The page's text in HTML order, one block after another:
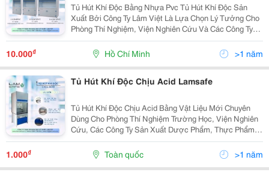
Tủ Hút Khí Độc Bằng Nhựa Pvc Tủ Hút Khí Độc Sản
Xuất Bởi Công Ty Lâm Việt Là Lựa Chọn Lý Tưởng Cho
Phòng Thí Nghiệm, Viện Nghiên Cứu Và Các Công Ty
Sản Xuất Dược Phẩm, Thực Phẩm, Thức Ăn Chăn
Nuôi,&Hellip;. Cung Cấp Một Không Gian Làm Việc...
10.000₫ Hồ Chí Minh >1 năm
Tủ Hút Khí Độc Chịu Acid Lamsafe
Tủ Hút Khí Độc Chịu Acid Bằng Vật Liệu Mới Chuyên
Dùng Cho Phòng Thí Nghiệm Trường Học, Viện Nghiên
Cứu, Các Công Ty Sản Xuất Dược Phẩm, Thực Phẩm,
Thức Ăn Chăn Nuôi, &Hellip; Thông Tin Sản Phẩm: -
Toàn Bộ Phần Trong Tủ Bằng Vật Liệu Nhựa...
1.000₫ Toàn quốc >1 năm